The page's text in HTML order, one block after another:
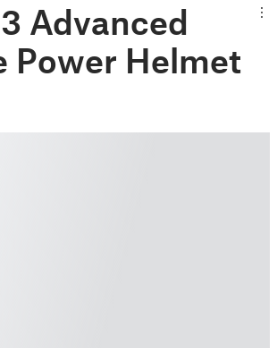
Advanced
Power Helmet